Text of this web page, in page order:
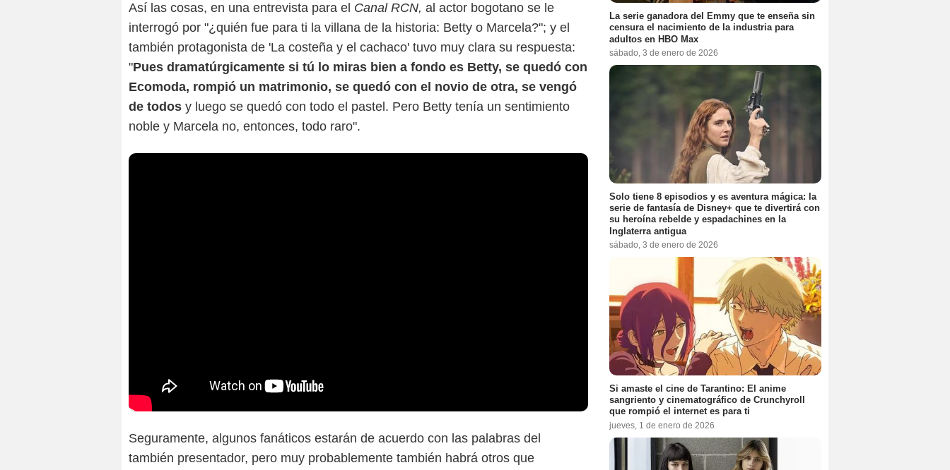
Así las cosas, en una entrevista para el Canal RCN, al actor bogotano se le
interrogó por "¿quién fue para ti la villana de la historia: Betty o Marcela?"; y el
también protagonista de 'La costeña y el cachaco' tuvo muy clara su respuesta:
"Pues dramatúrgicamente si tú lo miras bien a fondo es Betty, se quedó con
Ecomoda, rompió un matrimonio, se quedó con el novio de otra, se vengó
de todos y luego se quedó con todo el pastel. Pero Betty tenía un sentimiento
noble y Marcela no, entonces, todo raro".
Seguramente, algunos fanáticos estarán de acuerdo con las palabras del
también presentador, pero muy probablemente también habrá otros que
La serie ganadora del Emmy que te enseña sin
censura el nacimiento de la industria para
adultos en HBO Max
sábado, 3 de enero de 2026
Solo tiene 8 episodios y es aventura mágica: la
serie de fantasía de Disney+ que te divertirá con
su heroína rebelde y espadachines en la
Inglaterra antigua
sábado, 3 de enero de 2026
Si amaste el cine de Tarantino: El anime
sangriento y cinematográfico de Crunchyroll
que rompió el internet es para ti
jueves, 1 de enero de 2026